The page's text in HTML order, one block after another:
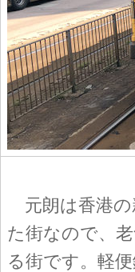
元朗は香港の
た街なので、
る街です。軽